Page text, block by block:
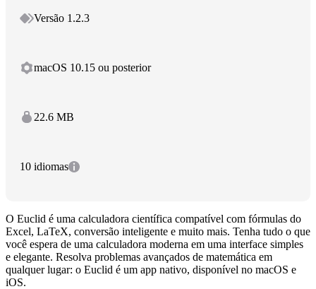
Versão 1.2.3
macOS 10.15 ou posterior
22.6 MB
10 idiomas
O Euclid é uma calculadora científica compatível com fórmulas do
Excel, LaTeX, conversão inteligente e muito mais. Tenha tudo o que
você espera de uma calculadora moderna em uma interface simples
e elegante. Resolva problemas avançados de matemática em
qualquer lugar: o Euclid é um app nativo, disponível no macOS e
iOS.